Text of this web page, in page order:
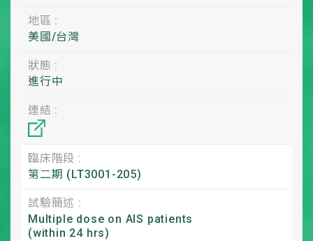
地區 :
美國/台灣
狀態 :
進行中
連結 :
臨床階段 :
第二期 (LT3001-205)
試驗簡述 :
Multiple dose on AIS patients
(within 24 hrs)